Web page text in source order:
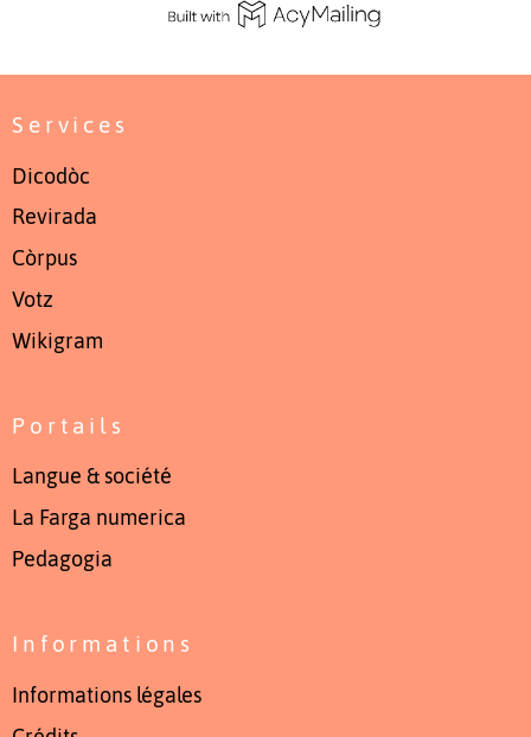
Services
Dicodòc
Revirada
Còrpus
Votz
Wikigram
Portails
Langue & société
La Farga numerica
Pedagogia
Informations
Informations légales